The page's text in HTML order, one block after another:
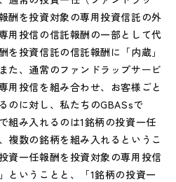
酬を投資対象の専用投資信託の外
用投信の信託報酬の一部として代
を投資信託の信託報酬に「内蔵」
た、通常のファンドラップサービ
用投信を組み合わせ、お客様ごと
のに対し、私たちのGBASsで
組み入れるのは1銘柄の投資一任
複数の銘柄を組み入れるというこ
資一任報酬を投資対象の専用投信
ということと、「1銘柄の投資一